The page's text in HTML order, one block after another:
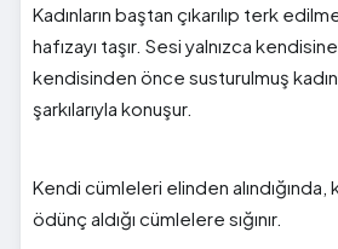
Kadınların baştan çıkarılıp terk
hafızayı taşır. Sesi yalnızca
kendisinden önce susturulmuş
şarkılarıyla konuşur.
Kendi cümleleri elinden
ödünç aldığı cümlelere sığınır.